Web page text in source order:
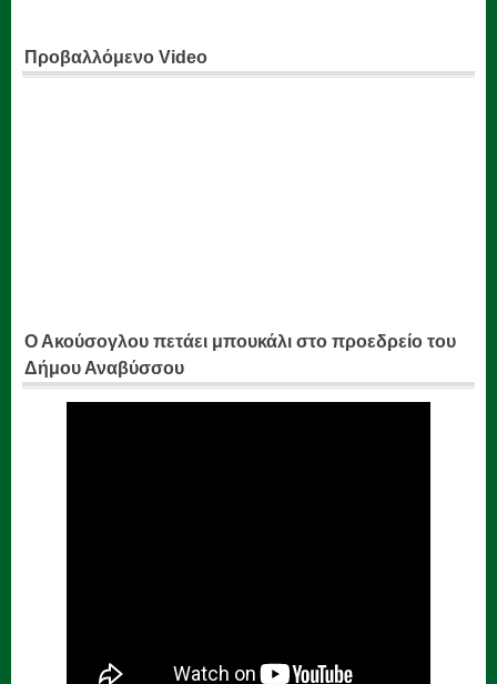
Προβαλλόμενο Video
Ο Ακούσογλου πετάει μπουκάλι στο προεδρείο του
Δήμου Αναβύσσου